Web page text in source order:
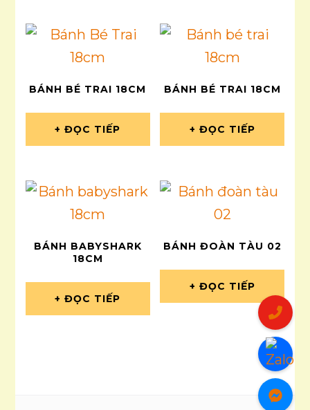
BÁNH BÉ TRAI 18CM
ĐỌC TIẾP
BÁNH BÉ TRAI 18CM
ĐỌC TIẾP
BÁNH BABYSHARK
18CM
ĐỌC TIẾP
BÁNH ĐOÀN TÀU 02
ĐỌC TIẾP